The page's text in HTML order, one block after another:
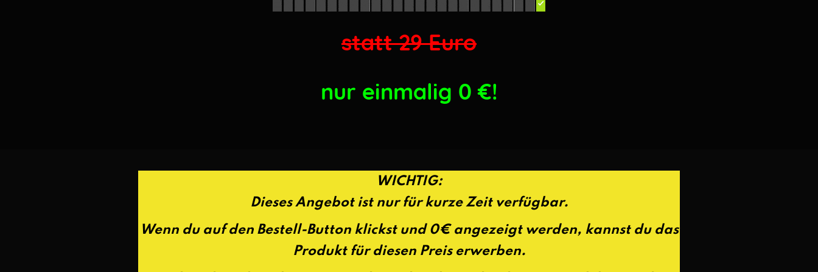
statt 29 Euro
nur einmalig 0€!
WICHTIG:
Dieses Angebot ist nur für kurze Zeit verfügbar.
Wenn du auf den Bestell-Button klickst und 0€ angezeigt werden, kannst du das
Produkt für diesen Preis erwerben.